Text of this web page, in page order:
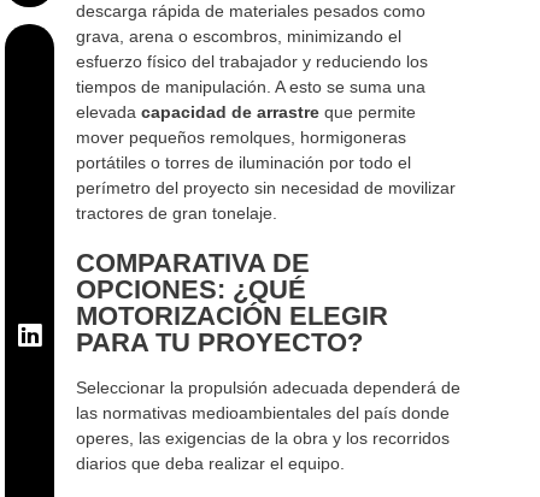
descarga rápida de materiales pesados como
grava, arena o escombros, minimizando el
esfuerzo físico del trabajador y reduciendo los
tiempos de manipulación. A esto se suma una
elevada capacidad de arrastreque permite
mover pequeños remolques, hormigoneras
portátiles o torres de iluminación por todo el
perímetro del proyecto sin necesidad de movilizar
tractores de gran tonelaje.
COMPARATIVA DE
OPCIONES: ¿QUÉ
MOTORIZACIÓN ELEGIR
PARA TU PROYECTO?
Seleccionar la propulsión adecuada dependerá de
las normativas medioambientales del país donde
operes, las exigencias de la obra y los recorridos
diarios que deba realizar el equipo.